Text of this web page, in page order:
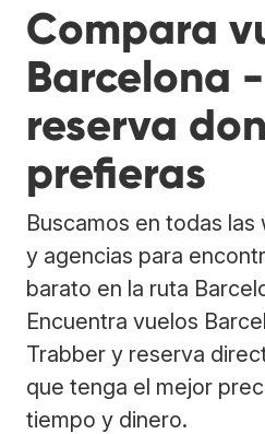
Compara
Barcelona
reserva
prefieras
Buscamos en todas
y agencias para
barato en la ruta
Encuentra vuelos
Trabber y reserva
que tenga el mejor
tiempo y dinero.